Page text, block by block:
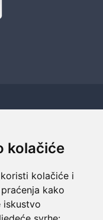
kolačiće
kolačiće i
kako
iskustvo